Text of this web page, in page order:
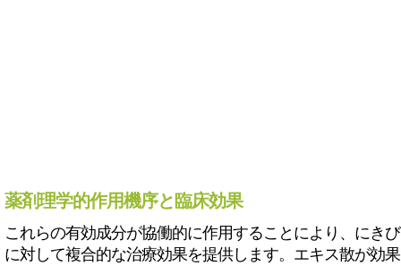
薬剤理学的作用機序と臨床効果
これらの有効成分が協働的に作用することにより、にきび
に対して複合的な治療効果を提供します。エキス散が効果